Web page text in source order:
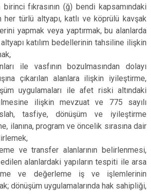
fıkrasının (ğ) bendi kapsamındaki
her türlü altyapı, katlı ve köprülü kavşak
yapmak veya yaptırmak, bu alanlarda
katılım bedellerinin tahsiline ilişkin
ile vasfının bozulmasından dolayı
çıkarılan alanlara ilişkin iyileştirme,
uygulamaları ile afet riski altındaki
ilişkin mevzuat ve 775 sayılı
tasfiye, dönüşüm ve iyileştirme
ilanına, program ve öncelik sırasına dair
ve transfer alanlarının belirlenmesi,
alanlardaki yapıların tespiti ile arsa
ve değerleme iş ve işlemlerinin
dönüşüm uygulamalarında hak sahipliği,